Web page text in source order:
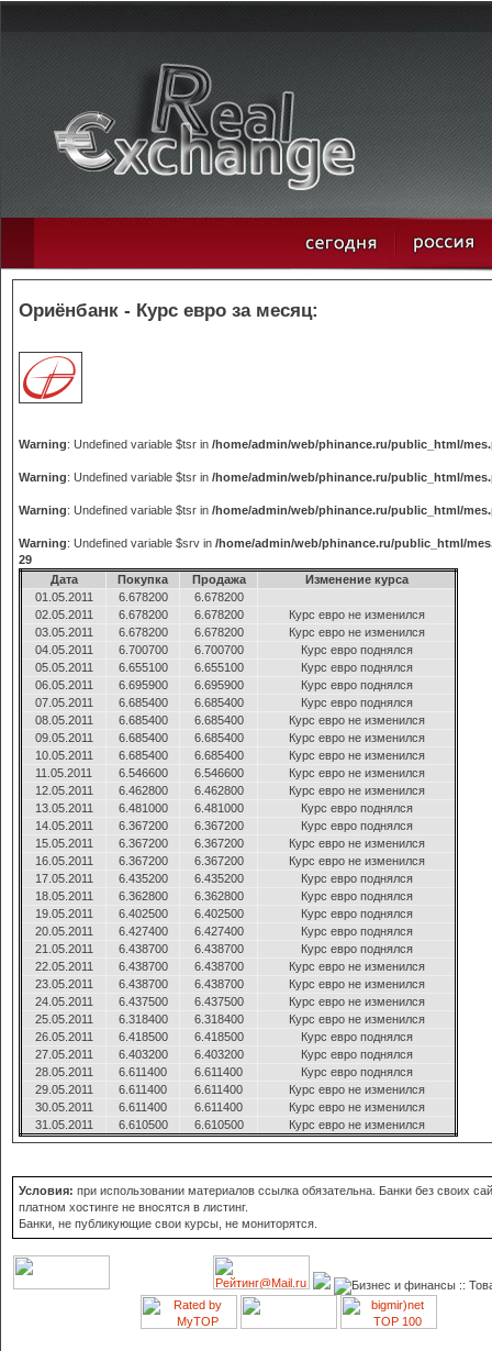
Ориёнбанк - Курс евро за месяц:
Warning: Undefined variable $tsr in /home/admin/web/phinance.ru/public_html/
Warning: Undefined variable $tsr in /home/admin/web/phinance.ru/public_html/
Warning: Undefined variable $tsr in /home/admin/web/phinance.ru/public_html/
Warning: Undefined variable $srv in /home/admin/web/phinance.ru/public_html/
29
Дата
Покупка Продажа
Изменение курса
01.05.2011
6.678200
6.678200
02.05.2011
6.678200 6.678200
Курс евро не изменился
03.05.2011
6.678200 6.678200
Курс евро не изменился
04.05.2011
6.700700 6.700700
Курс евро поднялся
05.05.2011
6.655100 6.655100
Курс евро поднялся
06.05.2011
6.695900 6.695900
Курс евро поднялся
07.05.2011
6.685400 6.685400
Курс евро поднялся
08.05.2011
6.685400 6.685400
Курс евро не изменился
09.05.2011
6.685400 6.685400
Курс евро не изменился
10.05.2011
6.685400 6.685400
Курс евро не изменился
11.05.2011
6.546600 6.546600
Курс евро не изменился
12.05.2011
6.462800 6.462800
Курс евро не изменился
13.05.2011
6.481000 6.481000
Курс евро поднялся
14.05.2011
6.367200 6.367200
Курс евро поднялся
15.05.2011
6.367200 6.367200
Курс евро не изменился
16.05.2011
6.367200 6.367200
Курс евро не изменился
17.05.2011
6.435200 6.435200
Курс евро поднялся
18.05.2011
6.362800 6.362800
Курс евро поднялся
19.05.2011
6.402500 6.402500
Курс евро поднялся
20.05.2011
6.427400 6.427400
Курс евро поднялся
21.05.2011
6.438700 6.438700
Курс евро поднялся
22.05.2011
6.438700 6.438700
Курс евро не изменился
23.05.2011
6.438700 6.438700
Курс евро не изменился
24.05.2011
6.437500 6.437500
Курс евро не изменился
25.05.2011
6.318400 6.318400
Курс евро не изменился
26.05.2011
6.418500 6.418500
Курс евро поднялся
27.05.2011
6.403200 6.403200
Курс евро поднялся
28.05.2011
6.611400 6.611400
Курс евро поднялся
29.05.2011
6.611400 6.611400
Курс евро не изменился
30.05.2011
6.611400 6.611400
Курс евро не изменился
31.05.2011
6.610500 6.610500 Курс евро не изменился
Условия: при использовании материалов ссылка обязательна. Банки без своих
платном хостинге не вносятся в листинг.
Банки, не публикующие свои курсы, не мониторятся.